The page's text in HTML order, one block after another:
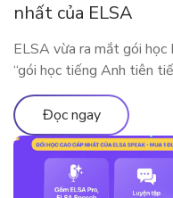
nhất của ELSA
ELSA vừa ra mắt gói
“gói học tiếng Anh tiên
này bao gồm những gì?
Đọc ngay